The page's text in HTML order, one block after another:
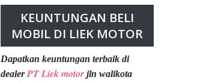
KEUNTUNGAN BELI
MOBIL DI LIEK MOTOR
Dapatkan keuntungan terbaik di
dealerPT Liek motor jln walikota